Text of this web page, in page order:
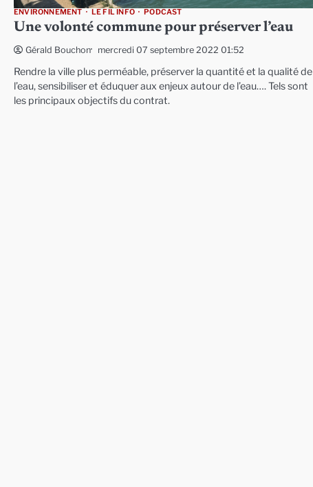
ENVIRONNEMENT LE FIL INFO PODCAST
Une volonté commune pour préserver l’eau
Gérald Bouchon mercredi 07 septembre 2022 01:52
Rendre la ville plus perméable, préserver la quantité et la qualité de
l’eau, sensibiliser et éduquer aux enjeux autour de l’eau…. Tels sont
les principaux objectifs du contrat.